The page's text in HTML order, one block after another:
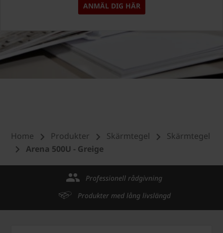
ANMÄL DIG HÄR
Home Produkter Skärmtegel
Skärmtegel
Arena 500U - Greige
Professionell rådgivning
Produkter med lång livslängd